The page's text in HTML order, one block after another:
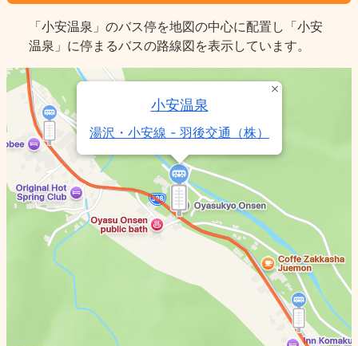
「小安温泉」のバス停を地図の中心に配置し「小安
温泉」に停まるバスの路線図を表示しています。
小安温泉
湯沢・小安線 - 羽後交通（株）